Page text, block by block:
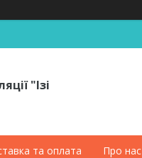
"Ізі
та оплата Про нас